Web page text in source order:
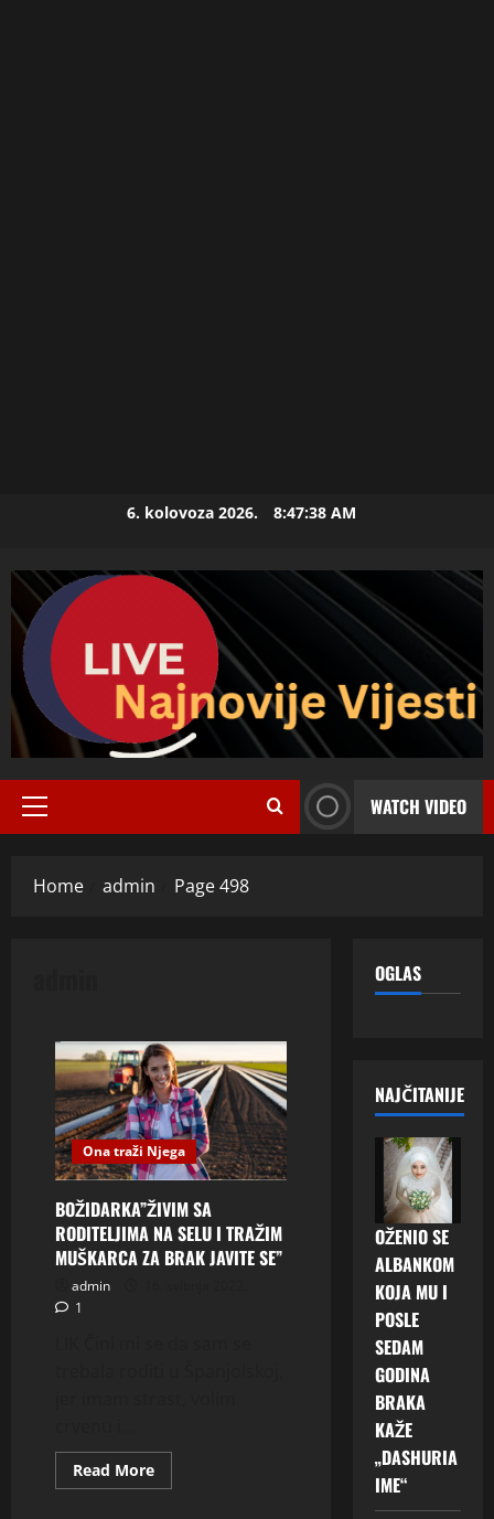
6. kolovoza 2026. 8:47:39 AM
Primary
WATCH VIDEO
Home admin Page 498
Ona traži Njega
BOŽIDARKA”ŽIVIM SA
RODITELJIMA NA SELU I TRAŽIM
MUŠKARCA ZA BRAK JAVITE SE”
admin
1
Read MoreRead
more
OGLAS
NAJČITANIJE
OŽENIO SE
ALBANKOM
KOJA MU I
POSLE
SEDAM
GODINA
BRAKA
KAŽE
„DASHURIA
IME“